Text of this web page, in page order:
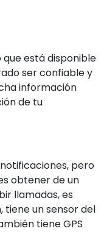
está disponible
ser confiable y
información
de tu
pero
obtener de un
llamadas, es
tiene un sensor del
tiene GPS